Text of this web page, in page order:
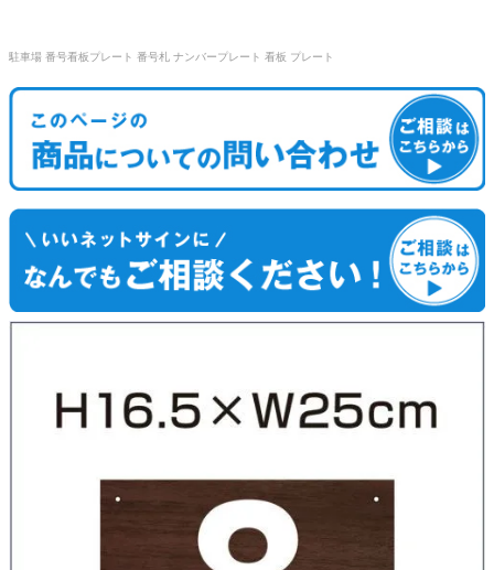
駐車場 番号看板プレート 番号札 ナンバープレート 看板 プレート